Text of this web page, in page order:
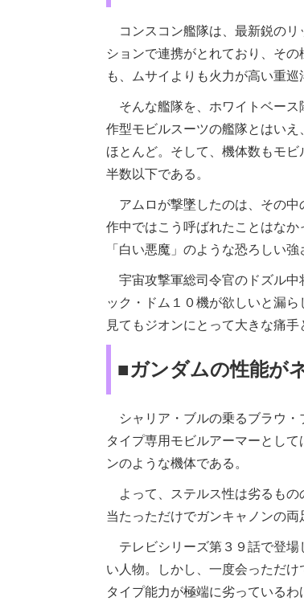
コンスコン艦隊は、最新鋭のリ
ションで連携がとれており、そ
も、ムサイよりも火力が高い重
そんな艦隊を、ホワイトベース
作型モビルスーツの艦隊とはい
ほとんど。そして、機体数もモ
半数以下である。
アムロが撃墜したのは、その中
作中ではこう呼ばれたことはな
「白い悪魔」のような恐ろしい強
宇宙攻撃軍総司令官のドズル中
ック・ドム１０機が欲しいと漏
見てもジオンにとって大きな痛
■ガンダムの性能が
シャリア・ブルの乗るブラウ・
タイプ専用モビルアーマーとし
ンのような機体である。
よって、ステルス性は劣るもの
当たっただけでガンキャノンの両
テレビシリーズ第３９話で登場
い人物。しかし、一度会っただ
タイプ能力が極端に劣っている